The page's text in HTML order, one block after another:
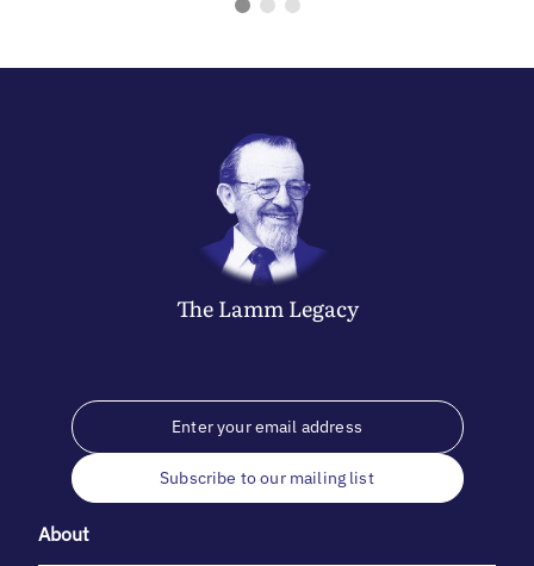
The LammLegacy
Subscribe to our mailing list
About